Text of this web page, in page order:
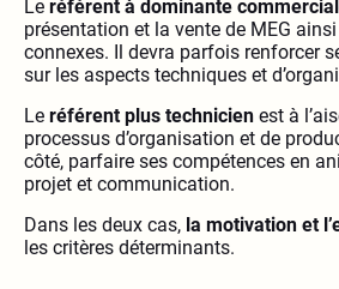
Le référent à dominante
présentation et la vente de MEG
connexes. Il devra parfois renforcer
sur les aspects techniques et
Le référent plus technicien est à
processus d’organisation et de
côté, parfaire ses compétences en
projet et communication.
Dans les deux cas, la motivation et
les critères déterminants.